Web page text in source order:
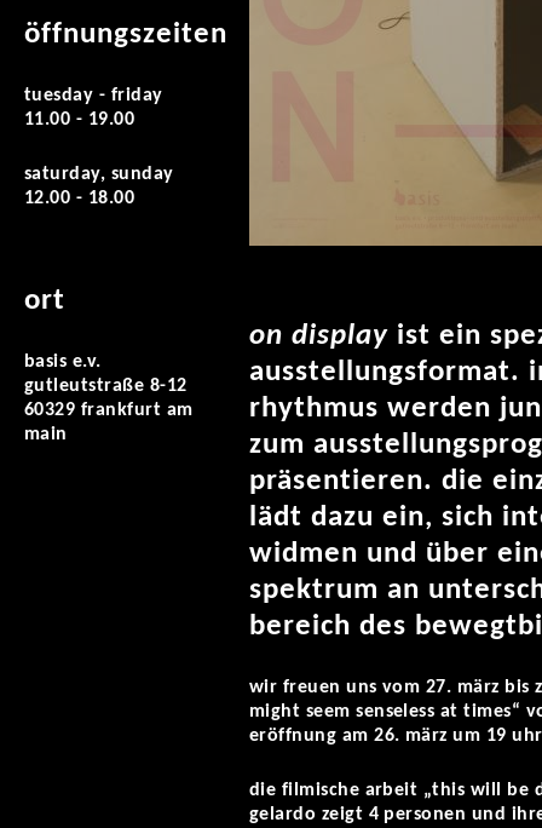
öffnungszeiten
tuesday - friday
11.00 - 19.00
saturday, sunday
12.00 - 18.00
ort
basis e.v.
gutleutstraße 8-12
60329 frankfurt am
main
on displayist ein
ausstellungsformat.
rhythmus werden
zum
präsentieren. die
lädt dazu ein, sich
widmen und über
spektrum an
bereich des
wir freuen uns vom 27. märz
might seem senseless at times“
eröffnung am 26. märz um 19
die filmische arbeit „this will be
gelardo zeigt 4 personen und